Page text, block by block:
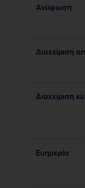
Ανύψωση
Διαχείριση
Διαχείριση
Ευημερία